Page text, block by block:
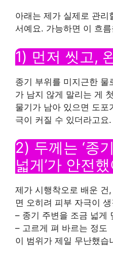
아래는 제가 실제로 관리
서예요. 가능하면 이 흐
1) 먼저 씻고,
종기 부위를 미지근한 물
가 남지 않게 말리는 게
물기가 남아 있으면 도
극이 커질 수 있더라고요.
2) 두께는 ‘종
넓게’가 안전
제가 시행착오로 배운 건
면 오히려 피부 자극이
– 종기 주변을 조금 넓게
– 고르게 펴 바르는 정도
이 범위가 제일 무난했습